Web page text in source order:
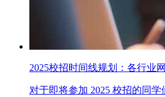
2025校招时间线规划：各行业
对于即将参加 2025 校招的同